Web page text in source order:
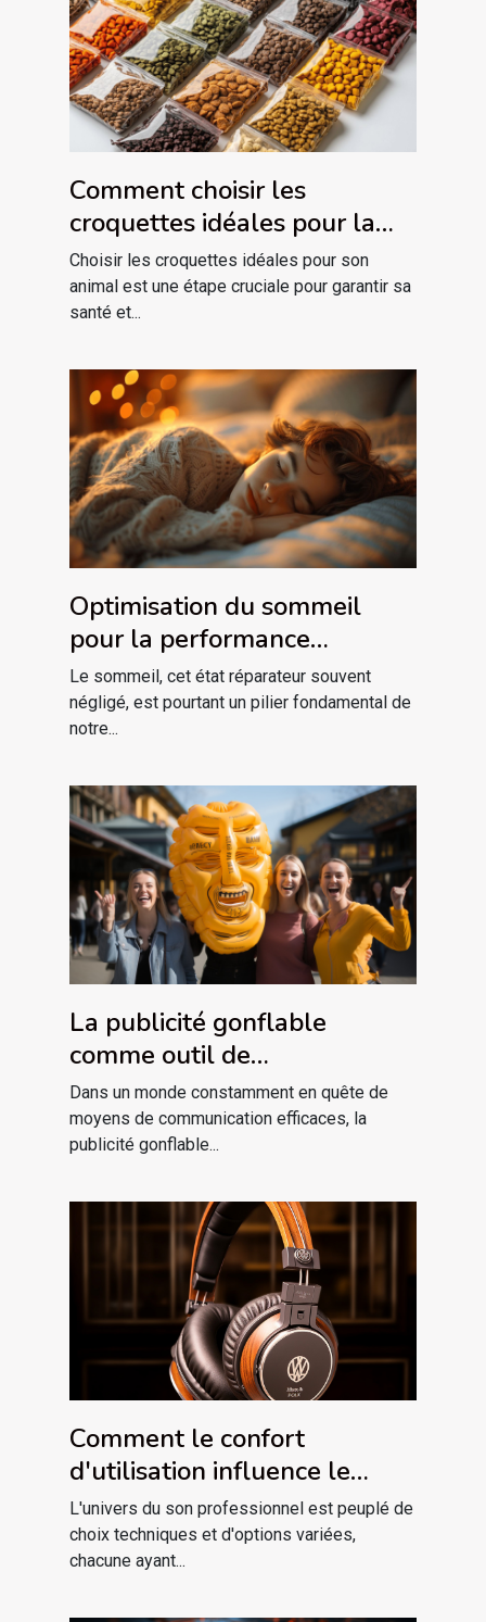
Comment choisir les
croquettes idéales pour la
santé spécifique de votre
animal ?
Choisir les croquettes idéales pour son
animal est une étape cruciale pour garantir sa
santé et...
Optimisation du sommeil
pour la performance
cognitive découvrez les
techniques méconnues
Le sommeil, cet état réparateur souvent
négligé, est pourtant un pilier fondamental de
notre...
La publicité gonflable
comme outil de
sensibilisation lors des
campagnes de santé
publique
Dans un monde constamment en quête de
moyens de communication efficaces, la
publicité gonflable...
Comment le confort
d'utilisation influence le
choix d'un casque studio pour
les sessions prolongées
L'univers du son professionnel est peuplé de
choix techniques et d'options variées,
chacune ayant...